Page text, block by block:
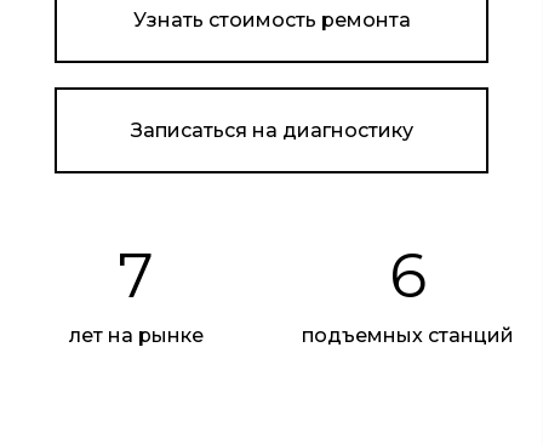
Узнать стоимость ремонта
Записаться на диагностику
7
лет на рынке
6
подъемных станций